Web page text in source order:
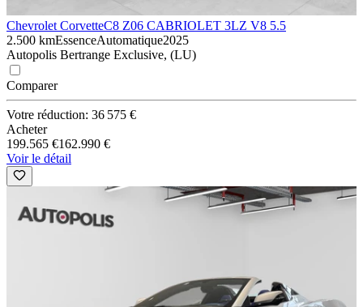
Chevrolet CorvetteC8 Z06 CABRIOLET 3LZ V8 5.5
2.500 kmEssenceAutomatique2025
Autopolis Bertrange Exclusive, (LU)
Comparer
Votre réduction: 36 575 €
Acheter
199.565 €162.990 €
Voir le détail